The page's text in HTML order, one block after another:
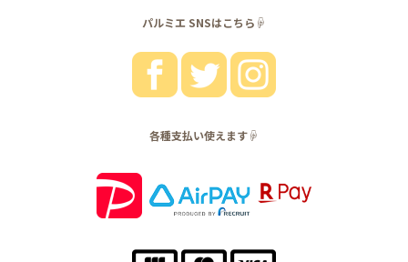
パルミエ SNSはこちら☟
各種支払い使えます☟